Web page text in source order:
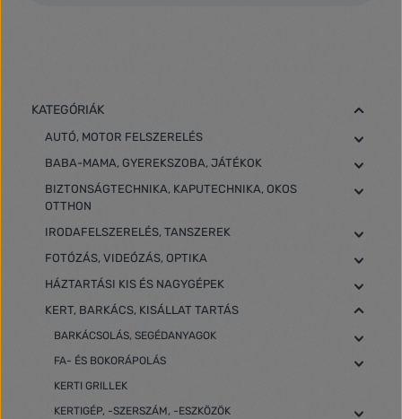
KATEGÓRIÁK
AUTÓ, MOTOR FELSZERELÉS
BABA-MAMA, GYEREKSZOBA, JÁTÉKOK
BIZTONSÁGTECHNIKA, KAPUTECHNIKA, OKOS
OTTHON
IRODAFELSZERELÉS, TANSZEREK
FOTÓZÁS, VIDEÓZÁS, OPTIKA
HÁZTARTÁSI KIS ÉS NAGYGÉPEK
KERT, BARKÁCS, KISÁLLAT TARTÁS
BARKÁCSOLÁS, SEGÉDANYAGOK
FA- ÉS BOKORÁPOLÁS
KERTI GRILLEK
KERTIGÉP, -SZERSZÁM, -ESZKÖZÖK